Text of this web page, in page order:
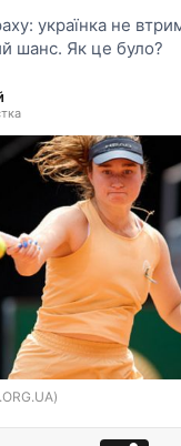
українка не
шанс. Як це було?